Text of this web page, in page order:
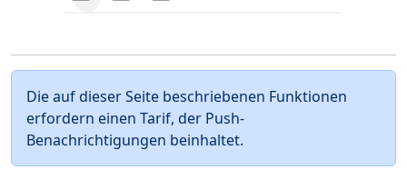
Die auf dieser Seite beschriebenen Funktionen
erfordern einen Tarif, der Push-
Benachrichtigungen beinhaltet.